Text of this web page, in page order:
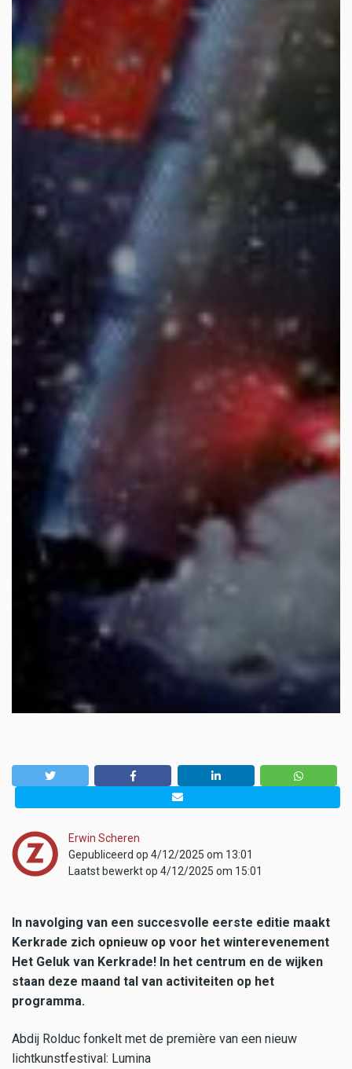
Erwin Scheren
Gepubliceerd op 4/12/2025 om 13:01
Laatst bewerkt op 4/12/2025 om 15:01
In navolging van een succesvolle eerste editie maakt
Kerkrade zich opnieuw op voor het winterevenement
Het Geluk van Kerkrade! In het centrum en de wijken
staan deze maand tal van activiteiten op het
programma.
Abdij Rolduc fonkelt met de première van een nieuw
lichtkunstfestival: Lumina